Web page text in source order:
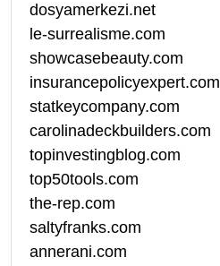
dosyamerkezi.net
le-surrealisme.com
showcasebeauty.com
insurancepolicyexpert.com
statkeycompany.com
carolinadeckbuilders.com
topinvestingblog.com
top50tools.com
the-rep.com
saltyfranks.com
annerani.com